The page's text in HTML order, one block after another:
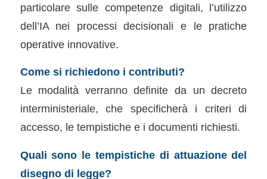
particolare sulle competenze digitali, l’utilizzo
dell’IA nei processi decisionali e le pratiche
operative innovative.
Come si richiedono i contributi?
Le modalità verranno definite da un decreto
interministeriale, che specificherà i criteri di
accesso, le tempistiche e i documenti richiesti.
Quali sono le tempistiche di attuazione del
disegno di legge?